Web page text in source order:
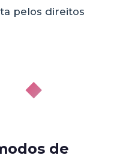
pelos direitos
◆
de